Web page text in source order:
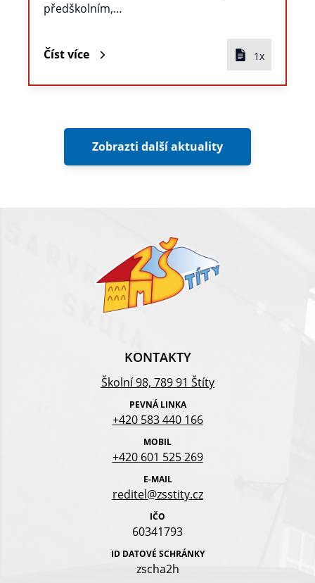
předškolním,…
Číst více 1x
Zobrazti další aktuality
KONTAKTY
Školní 98, 789 91 Štíty
PEVNÁ LINKA
+420 583 440 166
MOBIL
+420 601 525 269
E-MAIL
reditel@zsstity.cz
IČO
60341793
ID DATOVÉ SCHRÁNKY
zscha2h